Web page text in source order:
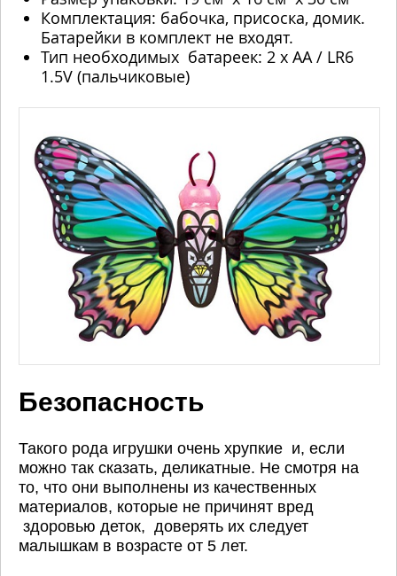
Комплектация: бабочка, присоска, домик.
Батарейки в комплект не входят.
Тип необходимых батареек: 2 x AA / LR6
1.5V (пальчиковые)
Безопасность
Такого рода игрушки очень хрупкие и, если
можно так сказать, деликатные. Не смотря на
то, что они выполнены из качественных
материалов, которые не причинят вред
здоровью деток, доверять их следует
малышкам в возрасте от 5 лет.